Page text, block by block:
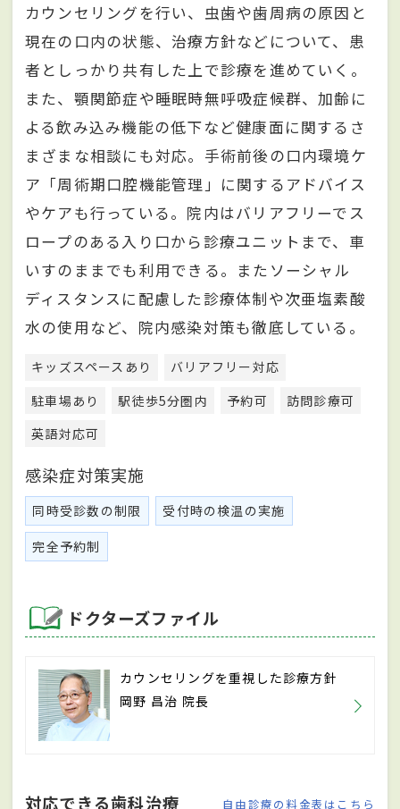
カウンセリングを行い、虫歯や歯周病の原因と
現在の口内の状態、治療方針などについて、患
者としっかり共有した上で診療を進めていく。
また、顎関節症や睡眠時無呼吸症候群、加齢に
よる飲み込み機能の低下など健康面に関するさ
まざまな相談にも対応。手術前後の口内環境ケ
ア「周術期口腔機能管理」に関するアドバイス
やケアも行っている。院内はバリアフリーでス
ロープのある入り口から診療ユニットまで、車
いすのままでも利用できる。またソーシャル
ディスタンスに配慮した診療体制や次亜塩素酸
水の使用など、院内感染対策も徹底している。
キッズスペースあり
バリアフリー対応
駐車場あり
駅徒歩5分圏内 予約可
訪問診療可
英語対応可
感染症対策実施
同時受診数の制限 受付時の検温の実施
完全予約制
ドクターズファイル
カウンセリングを重視した診療方針
岡野 昌治 院長
対応できる歯科治療 自由診療の料金表はこちら